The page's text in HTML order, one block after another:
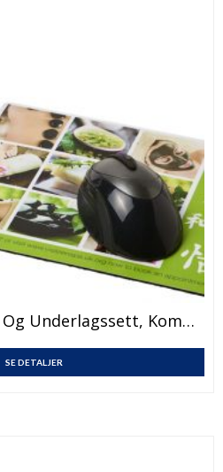
Q-Mat® Musematte Og Underlagssett, Kombinasjon 3
SE DETALJER